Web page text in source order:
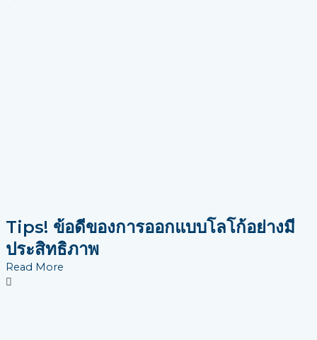
Tips! ข้อดีของการออกแบบโลโก้อย่างมี
ประสิทธิภาพ
Read More